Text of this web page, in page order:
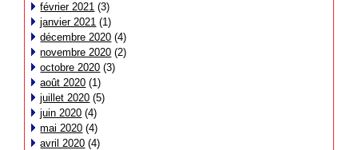
février 2021 (3)
janvier 2021 (1)
décembre 2020 (4)
novembre 2020 (2)
octobre 2020 (3)
août 2020 (1)
juillet 2020 (5)
juin 2020 (4)
mai 2020 (4)
avril 2020 (4)